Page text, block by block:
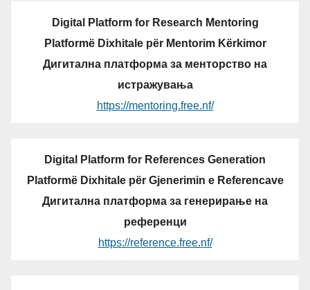
Digital Platform for Research Mentoring
Platformë Dixhitale për Mentorim Kërkimor
Дигитална платформа за менторство на
истражувања
https://mentoring.free.nf/
Digital Platform for References Generation
Platformë Dixhitale për Gjenerimin e Referencave
Дигитална платформа за генерирање на
референци
https://reference.free.nf/